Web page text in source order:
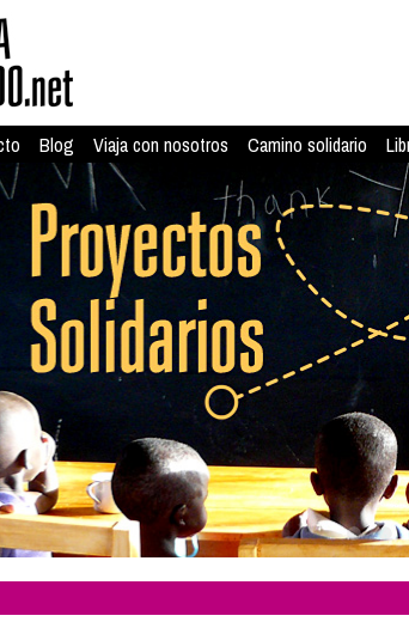
Blog Viaja con nosotros Camino solidario